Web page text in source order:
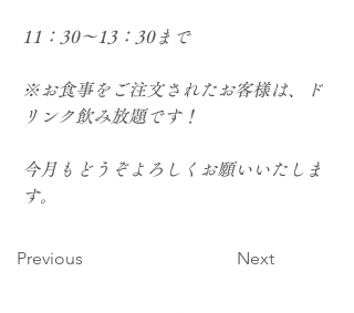
11：30～13：30まで
※お食事をご注文されたお客様は、ド
リンク飲み放題です！
今月もどうぞよろしくお願いいたしま
す。
Previous Next